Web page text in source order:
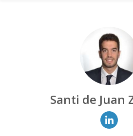
Santi de Juan